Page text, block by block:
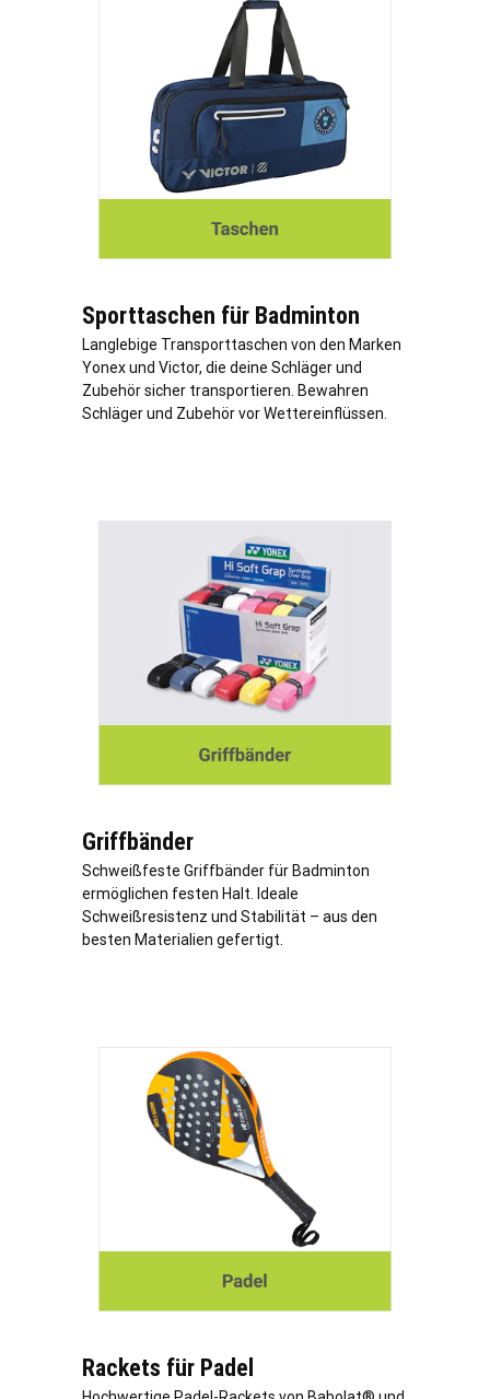
Sporttaschen für Badminton
Langlebige Transporttaschen von den Marken
Yonex und Victor, die deine Schläger und
Zubehör sicher transportieren. Bewahren
Schläger und Zubehör vor Wettereinflüssen.
Griffbänder
Schweißfeste Griffbänder für Badminton
ermöglichen festen Halt. Ideale
Schweißresistenz und Stabilität – aus den
besten Materialien gefertigt.
Rackets für Padel